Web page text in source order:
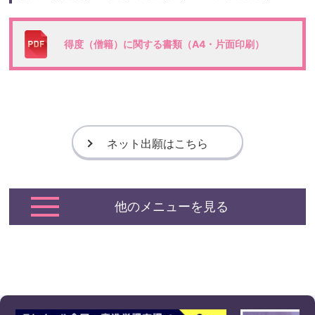
得度（僧籍）に関する書類（A4・片面印刷）
ネット出願はこちら
他のメニューを見る